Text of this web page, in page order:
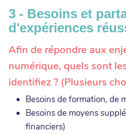
3 - Besoins et
d'expériences
Afin de répondre aux
numérique, quels sont
identifiez ? (Plusieurs
Besoins de formation, de
Besoins de moyens
financiers)